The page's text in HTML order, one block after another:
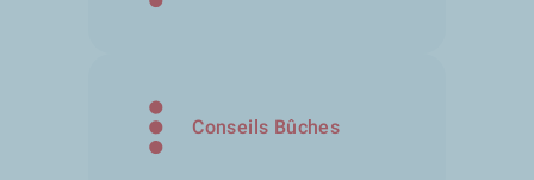
Conseils Bûches